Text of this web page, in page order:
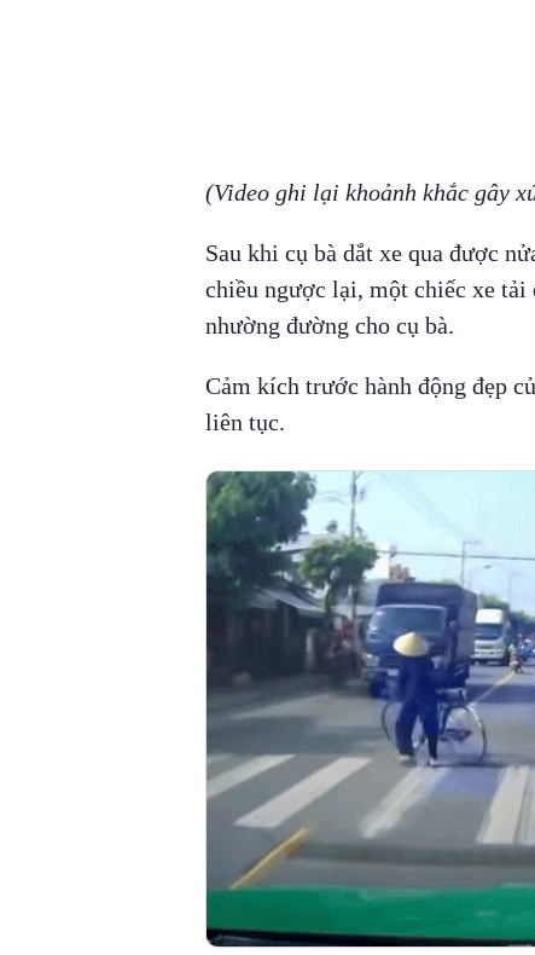
(Video ghi lại khoảnh khắc gây
Sau khi cụ bà dắt xe qua được
chiều ngược lại, một chiếc xe tải
nhường đường cho cụ bà.
Cảm kích trước hành động đẹp
liên tục.